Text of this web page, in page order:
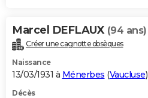
Bricolage
Lifestyle
Culture
Sport
Auto
Television
Voyage
Cinema
Marcel DEFLAUX (94 ans)
Créer une cagnotte obsèques
Naissance
13/03/1931 à Ménerbes (Vaucluse)
Décès